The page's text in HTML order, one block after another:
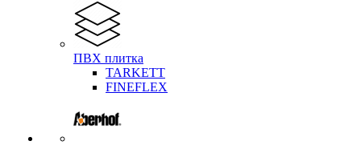
ПВХ плитка
TARKETT
FINEFLEX